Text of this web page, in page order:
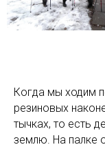
Когда мы ходим
резиновых
тычках, то есть
землю. На палке